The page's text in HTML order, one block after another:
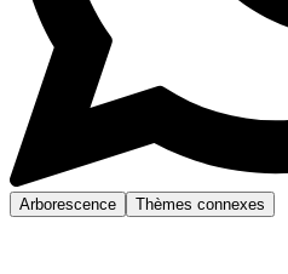
Arborescence Thèmes connexes